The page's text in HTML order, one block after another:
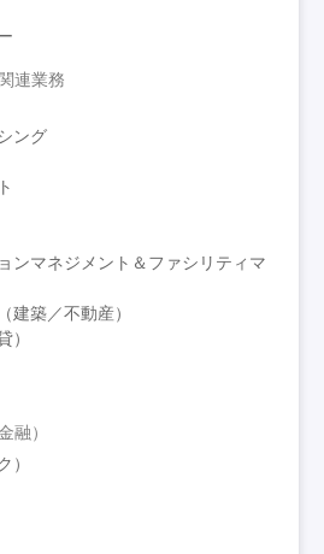
連業務
ング
ンマネジメント＆ファシリティマ
建築／不動産）
）
融）
）